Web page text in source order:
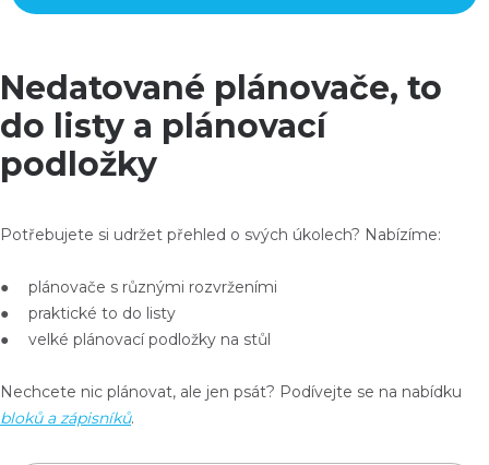
Nedatované plánovače, to
do listy a plánovací
podložky
Potřebujete si udržet přehled o svých úkolech? Nabízíme:
● plánovače s různými rozvrženími
● praktické to do listy
● velké plánovací podložky na stůl
Nechcete nic plánovat, ale jen psát? Podívejte se na nabídku
bloků a zápisníků.